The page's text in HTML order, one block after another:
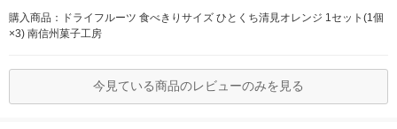
購入商品：ドライフルーツ 食べきりサイズ ひとくち清見オレンジ 1セット(1個
×3) 南信州菓子工房
今見ている商品のレビューのみを見る